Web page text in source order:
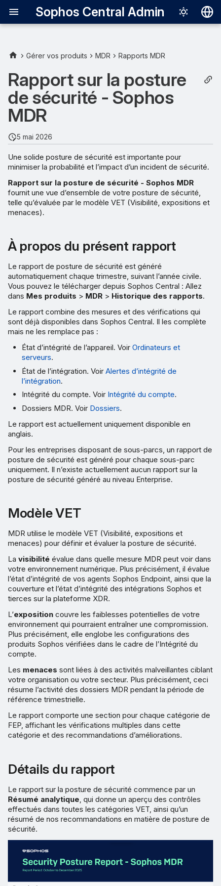
Sophos Central Admin
Français
한국어
Português
中文（繁體）
Modèle VET
Détails du rapport
Visibilité
Exposition
Menaces
Gérer vos produits MDR Rapports MDR
Rapport sur la posture
de sécurité - Sophos
MDR
5 mai 2026
Une solide posture de sécurité est importante pour
minimiser la probabilité et l’impact d’un incident de sécurité.
Rapport sur la posture de sécurité - Sophos MDR
fournit une vue d’ensemble de votre posture de sécurité,
telle qu’évaluée par le modèle VET (Visibilité, expositions et
menaces).
À propos du présent rapport
Le rapport de posture de sécurité est généré
automatiquement chaque trimestre, suivant l’année civile.
Vous pouvez le télécharger depuis Sophos Central : Allez
dans Mes produits > MDR > Historique des rapports.
Le rapport combine des mesures et des vérifications qui
sont déjà disponibles dans Sophos Central. Il les complète
mais ne les remplace pas :
État d’intégrité de l’appareil. VoirOrdinateurs et
serveurs.
État de l’intégration. VoirAlertes d’intégrité de
l’intégration.
Intégrité du compte. Voir Intégrité du compte.
Dossiers MDR. Voir Dossiers.
Le rapport est actuellement uniquement disponible en
anglais.
Pour les entreprises disposant de sous-parcs, un rapport de
posture de sécurité est généré pour chaque sous-parc
uniquement. Il n’existe actuellement aucun rapport sur la
posture de sécurité généré au niveau Enterprise.
Modèle VET
MDR utilise le modèle VET (Visibilité, expositions et
menaces) pour définir et évaluer la posture de sécurité.
La visibilité évalue dans quelle mesure MDR peut voir dans
votre environnement numérique. Plus précisément, il évalue
l’état d’intégrité de vos agents Sophos Endpoint, ainsi que la
couverture et l’état d’intégrité des intégrations Sophos et
tierces sur la plateforme XDR.
L’exposition couvre les faiblesses potentielles de votre
environnement qui pourraient entraîner une compromission.
Plus précisément, elle englobe les configurations des
produits Sophos vérifiées dans le cadre de l’Intégrité du
compte.
Les menaces sont liées à des activités malveillantes ciblant
votre organisation ou votre secteur. Plus précisément, ceci
résume l’activité des dossiers MDR pendant la période de
référence trimestrielle.
Le rapport comporte une section pour chaque catégorie de
FEP, affichant les vérifications multiples dans cette
catégorie et des recommandations d’améliorations.
Détails du rapport
Le rapport sur la posture de sécurité commence par un
Résumé analytique, qui donne un aperçu des contrôles
effectués dans toutes les catégories VET, ainsi qu’un
résumé de nos recommandations en matière de posture de
sécurité.